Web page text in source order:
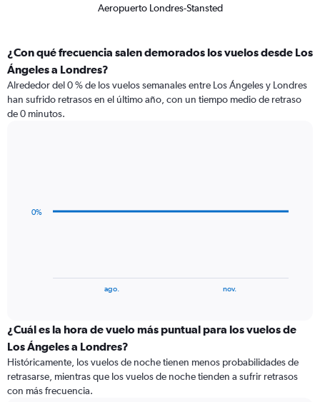
Aeropuerto Londres-Stansted
¿Con qué frecuencia salen demorados los vuelos desde Los
Ángeles a Londres?
Alrededor del 0 % de los vuelos semanales entre Los Ángeles y Londres
han sufrido retrasos en el último año, con un tiempo medio de retraso
de 0 minutos.
points.
displaying
categories.
Range:
4
categories.
The
ago. nov.
0%
¿Cuál es la hora de vuelo más puntual para los vuelos de
Los Ángeles a Londres?
Históricamente, los vuelos de noche tienen menos probabilidades de
retrasarse, mientras que los vuelos de noche tienden a sufrir retrasos
con más frecuencia.